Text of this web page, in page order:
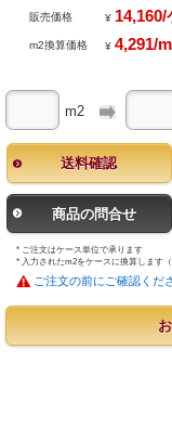
販売価格 ¥ 14,160/
m2換算価格 ¥4,291/
m2
送料確認
商品の問合せ
* ご注文はケース単位で承ります
* 入力されたm2をケースに換算します
ご注文の前にご確認くだ